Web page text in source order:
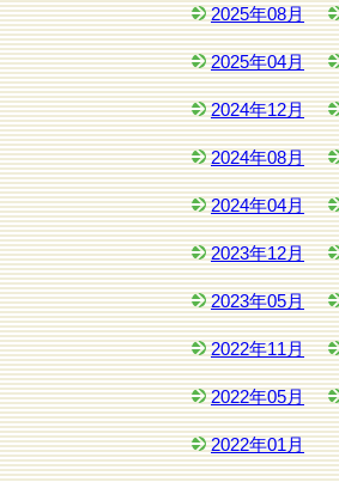
2025年08月
2025年04月
2024年12月
2024年08月
2024年04月
2023年12月
2023年05月
2022年11月
2022年05月
2022年01月